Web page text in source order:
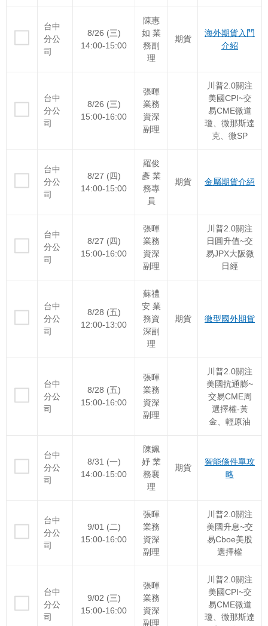
台中
分公
司
8/26 (三)
14:00-15:00
陳惠
如 業
務副
理
期貨
海外期貨入門
介紹
台中
分公
司
8/26 (三)
15:00-16:00
張暉
業務
資深
副理
川普2.0關注
美國CPI~交
易CME微道
瓊、微那斯達
克、微SP
台中
分公
司
8/27 (四)
14:00-15:00
羅俊
彥 業
務專
員
期貨 金屬期貨介紹
台中
分公
司
8/27 (四)
15:00-16:00
張暉
業務
資深
副理
川普2.0關注
日圓升值~交
易JPX大阪微
日經
台中
分公
司
8/28 (五)
12:00-13:00
蘇禮
安 業
務資
深副
理
期貨 微型國外期貨
台中
分公
司
8/28 (五)
15:00-16:00
張暉
業務
資深
副理
川普2.0關注
美國抗通膨~
交易CME周
選擇權-黃
金、輕原油
台中
分公
司
8/31 (一)
14:00-15:00
陳姵
妤 業
務襄
理
期貨
智能條件單攻
略
台中
分公
司
9/01 (二)
15:00-16:00
張暉
業務
資深
副理
川普2.0關注
美國升息~交
易Cboe美股
選擇權
台中
分公
司
9/02 (三)
15:00-16:00
張暉
業務
資深
副理
川普2.0關注
美國CPI~交
易CME微道
瓊、微那斯達